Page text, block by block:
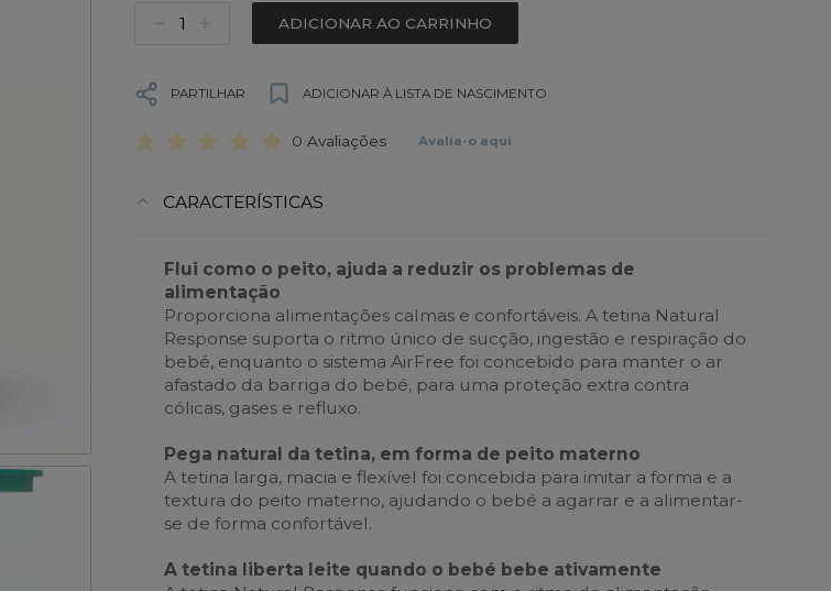
ADICIONAR AO CARRINHO
PARTILHAR ADICIONAR À LISTA DE NASCIMENTO
0 Avaliações Avalia-o aqui
CARACTERÍSTICAS
Flui como o peito, ajuda a reduzir os problemas de
alimentação
Proporciona alimentações calmas e confortáveis. A tetina Natural
Response suporta o ritmo único de sucção, ingestão e respiração do
bebé, enquanto o sistema AirFree foi concebido para manter o ar
afastado da barriga do bebé, para uma proteção extra contra
cólicas, gases e refluxo.
Pega natural da tetina, em forma de peito materno
A tetina larga, macia e flexível foi concebida para imitar a forma e a
textura do peito materno, ajudando o bebé a agarrar e a alimentar-
se de forma confortável.
A tetina liberta leite quando o bebé bebe ativamente